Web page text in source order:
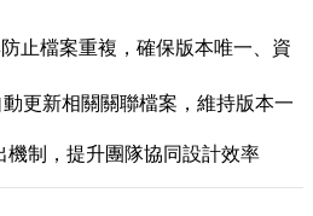
止檔案重複，確保版本唯一、資
更新相關關聯檔案，維持版本一
機制，提升團隊協同設計效率